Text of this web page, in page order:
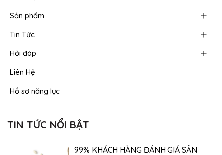
Sản phẩm
Tin Tức
Hỏi đáp
Liên Hệ
Hồ sơ năng lực
TIN TỨC NỔI BẬT
99% KHÁCH HÀNG ĐÁNH GIÁ SẢN